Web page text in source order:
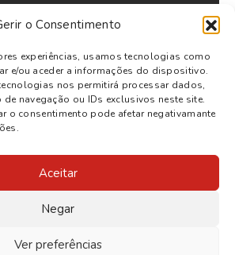
o Consentimento
experiências, usamos tecnologias como
e/ou aceder a informações do dispositivo.
nos permitirá processar dados,
navegação ou IDs exclusivos neste site.
o consentimento pode afetar negativamante
Aceitar
Negar
Ver preferências